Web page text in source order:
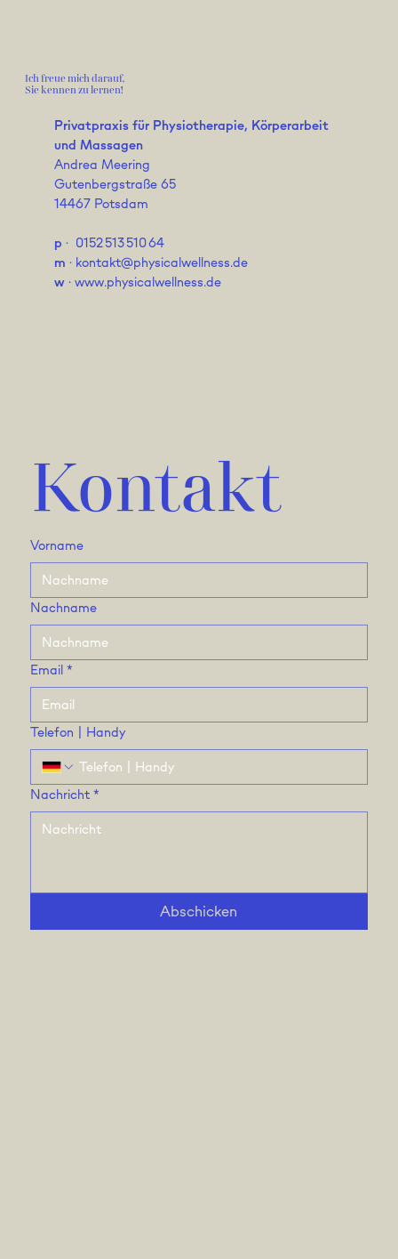
Ich freue mich darauf,
Sie kennen zu lernen!
Privatpraxis für Physiotherapie, Körperarbeit
und Massagen
Andrea Meering
Gutenbergstraße 65
14467 Potsdam
p · 0152 513 510 64
m · kontakt@physicalwellness.de
w ·www.physicalwellness.de
Kontakt
Vorname
Nachname
Email *
Telefon | Handy
Nachricht *
Abschicken